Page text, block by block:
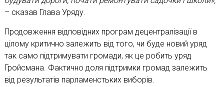
– сказав Глава Уряду.
Продовження відповідних програм децентралізації в
цілому критично залежить від того, чи буде новий уряд
так само підтримувати громади, як це робить уряд
Гройсмана. Фактично доля підтримки громад залежить
від результатів парламенстьких виборів.